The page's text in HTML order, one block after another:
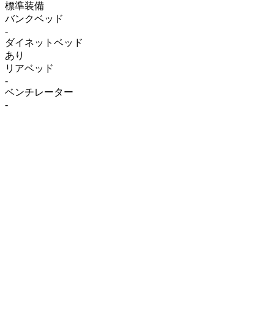
標準装備
バンクベッド
-
ダイネットベッド
あり
リアベッド
-
ベンチレーター
-